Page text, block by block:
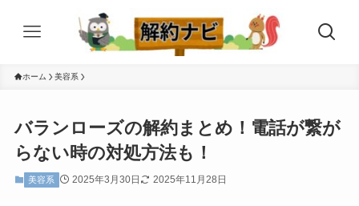
ホーム 美容系
バランローズの解約まとめ！電話が繋が
らない時の対処方法も！
美容系 2025年3月30日 2025年11月28日